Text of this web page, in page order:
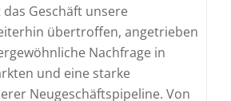
Geschäft unsere
übertroffen, angetrieben
Nachfrage in
und eine starke
Neugeschäftspipeline. Von